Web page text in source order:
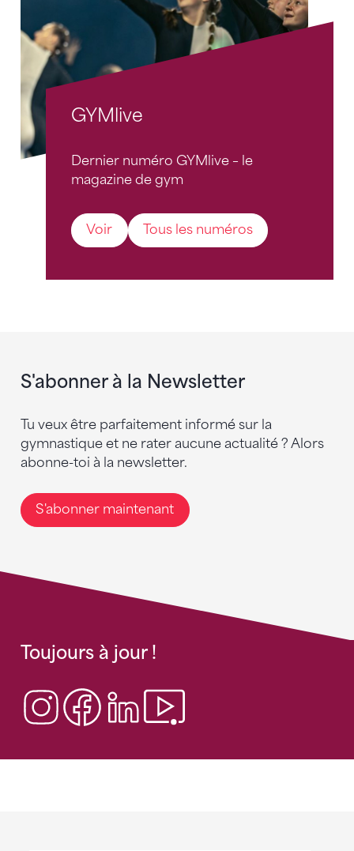
GYMlive
Dernier numéro GYMlive – le
magazine de gym
Voir Tous les numéros
S'abonner à la Newsletter
Tu veux être parfaitement informé sur la
gymnastique et ne rater aucune actualité ? Alors
abonne-toi à la newsletter.
S'abonner maintenant
Toujours à jour !